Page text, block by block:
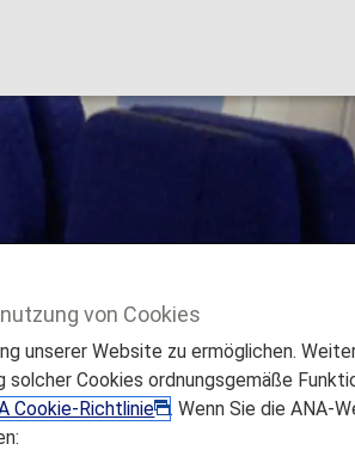
von Cookies
unserer Website zu ermöglichen.
Cookies ordnungsgemäße
Cookie-Richtlinie
. Wenn Sie die ANA-